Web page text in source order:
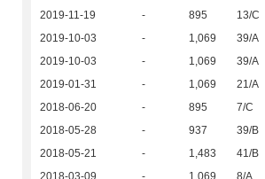
2019-11-19
- 895 13/C
2019-10-03
- 1,069 39/A
2019-10-03
- 1,069 39/A
2019-01-31
- 1,069 21/A
2018-06-20
- 895 7/C
2018-05-28
- 937 39/B
2018-05-21
- 1,483 41/B